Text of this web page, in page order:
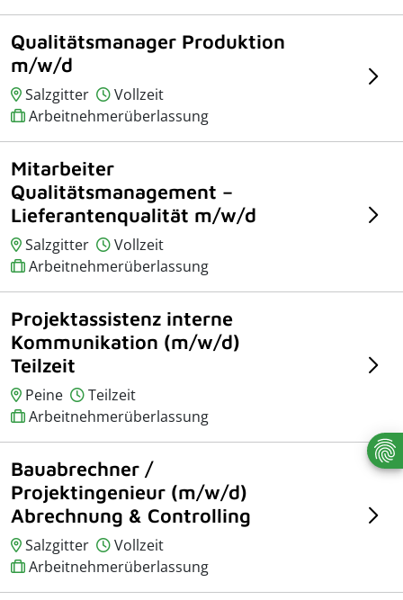
Qualitätsmanager Produktion
m/w/d
Salzgitter
Vollzeit
Arbeitnehmerüberlassung
Mitarbeiter
Qualitätsmanagement –
Lieferantenqualität m/w/d
Salzgitter
Vollzeit
Arbeitnehmerüberlassung
Projektassistenz interne
Kommunikation (m/w/d)
Teilzeit
Peine
Teilzeit
Arbeitnehmerüberlassung
Bauabrechner /
Projektingenieur (m/w/d)
Abrechnung & Controlling
Salzgitter
Vollzeit
Arbeitnehmerüberlassung